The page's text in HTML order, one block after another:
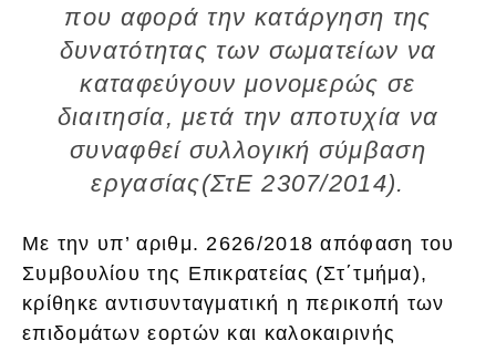
που αφορά την κατάργηση της
δυνατότητας των σωματείων να
καταφεύγουν μονομερώς σε
διαιτησία, μετά την αποτυχία να
συναφθεί συλλογική σύμβαση
εργασίας(ΣτΕ 2307/2014).
Με την υπ’ αριθμ. 2626/2018 απόφαση του
Συμβουλίου της Επικρατείας (Στ΄τμήμα),
κρίθηκε αντισυνταγματική η περικοπή των
επιδομάτων εορτών και καλοκαιρινής